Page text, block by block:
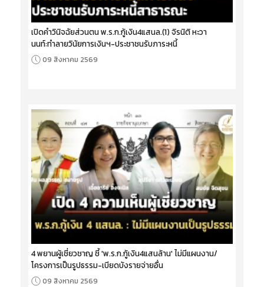
เปิดคำวินิจฉัยส่วนตน พ.ร.ก.กู้เงิน4แสนล.(1) จิรนิติ หะวา
นนท์:ทำลายวินัยการเงินฯ-ประชาชนรับภาระหนี้
09 สิงหาคม 2569
4 พยานผู้เชี่ยวชาญ ชี้ 'พ.ร.ก.กู้เงิน4แสนล้าน' ไม่มีแผนงาน/
โครงการเป็นรูปธรรม-เบียดบังรายจ่ายอื่น
09 สิงหาคม 2569